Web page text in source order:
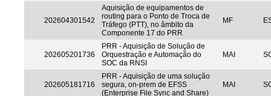
202604301542
Aquisição de equipamentos de
routing para o Ponto de Troca de
Tráfego (PTT), no âmbito da
Componente 17 do PRR
MF
202605201736
PRR - Aquisição de Solução de
Orquestração e Automação do
SOC da RNSI
MAI
202605181716
PRR - Aquisição de uma solução
segura, on-prem de EFSS
(Enterprise File Sync and Share)
MAI